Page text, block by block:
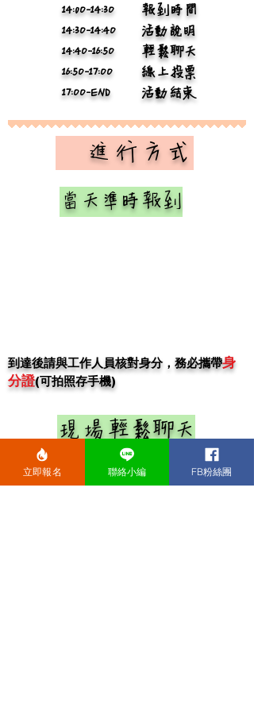
14:0O-14:3O
14:3O-14:4O
14:4O-16:5O
16:5O-17:OO
17:OO-END
報到時間
活動說明
輕鬆聊天
線上投票
活動結束
​ 進行方式
當天準時報到
現場輕鬆聊天
​到達後請與工作人員核對身分，務必攜帶身
分證(可拍照存手機)
立即報名 聯絡小編 FB粉絲團